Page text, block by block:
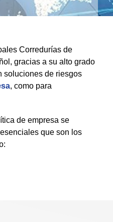
Corredurías de
gracias a su alto grado
soluciones de riesgos
, como para
de empresa se
que son los